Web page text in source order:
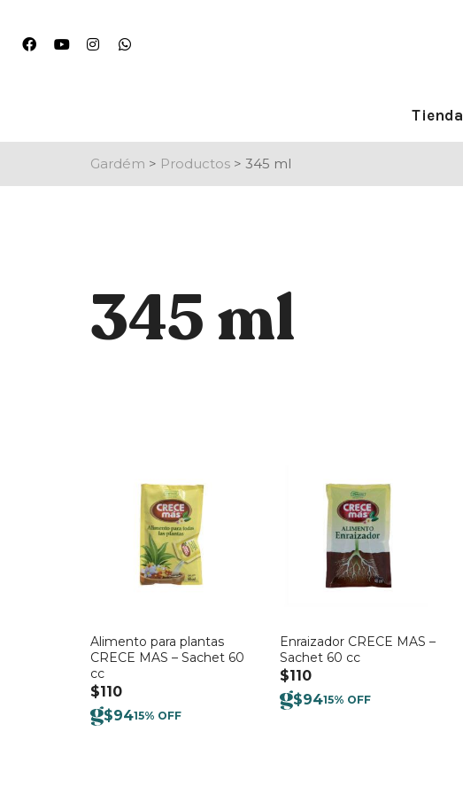
Tienda
Gardém > Productos > 345 ml
345 ml
Alimento para plantas
CRECE MAS – Sachet 60
cc
$110
$9415% OFF
Enraizador CRECE MAS –
Sachet 60 cc
$110
$9415% OFF